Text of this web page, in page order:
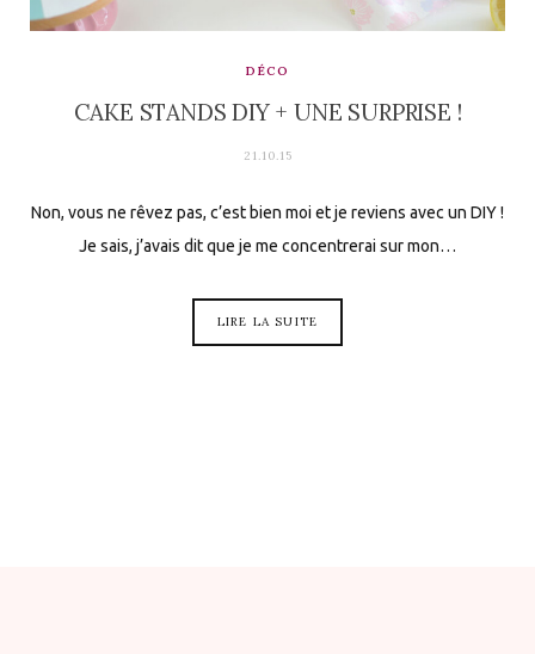
DÉCO
CAKE STANDS DIY + UNE SURPRISE !
21.10.15
Non, vous ne rêvez pas, c’est bien moi et je reviens avec un DIY !
Je sais, j’avais dit que je me concentrerai sur mon…
LIRE LA SUITE